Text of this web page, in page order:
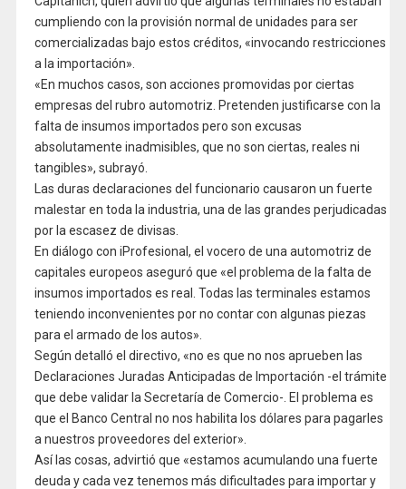
cumpliendo con la provisión normal de unidades para ser
comercializadas bajo estos créditos, «invocando restricciones
a la importación».
«En muchos casos, son acciones promovidas por ciertas
empresas del rubro automotriz. Pretenden justificarse con la
falta de insumos importados pero son excusas
absolutamente inadmisibles, que no son ciertas, reales ni
tangibles», subrayó.
Las duras declaraciones del funcionario causaron un fuerte
malestar en toda la industria, una de las grandes perjudicadas
por la escasez de divisas.
En diálogo con iProfesional, el vocero de una automotriz de
capitales europeos aseguró que «el problema de la falta de
insumos importados es real. Todas las terminales estamos
teniendo inconvenientes por no contar con algunas piezas
para el armado de los autos».
Según detalló el directivo, «no es que no nos aprueben las
Declaraciones Juradas Anticipadas de Importación -el trámite
que debe validar la Secretaría de Comercio-. El problema es
que el Banco Central no nos habilita los dólares para pagarles
a nuestros proveedores del exterior».
Así las cosas, advirtió que «estamos acumulando una fuerte
deuda y cada vez tenemos más dificultades para importar y